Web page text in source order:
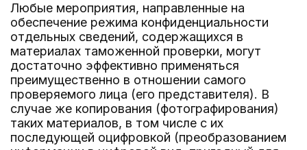
Любые мероприятия, направленные на
обеспечение режима конфиденциальности
отдельных сведений, содержащихся в
материалах таможенной проверки, могут
достаточно эффективно применяться
преимущественно в отношении самого
проверяемого лица (его представителя). В
случае же копирования (фотографирования)
таких материалов, в том числе с их
последующей оцифровкой (преобразованием